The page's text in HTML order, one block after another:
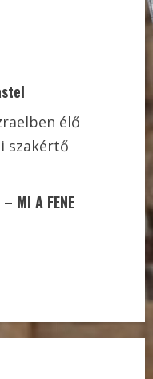
élő
szakértő
MI A FENE